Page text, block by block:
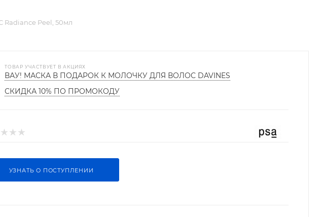
Radiance Peel, 50мл
ТОВАР УЧАСТВУЕТ В АКЦИЯХ
ВАУ! МАСКА В ПОДАРОК К МОЛОЧКУ ДЛЯ ВОЛОС DAVINES
СКИДКА 10% ПО ПРОМОКОДУ
УЗНАТЬ О ПОСТУПЛЕНИИ